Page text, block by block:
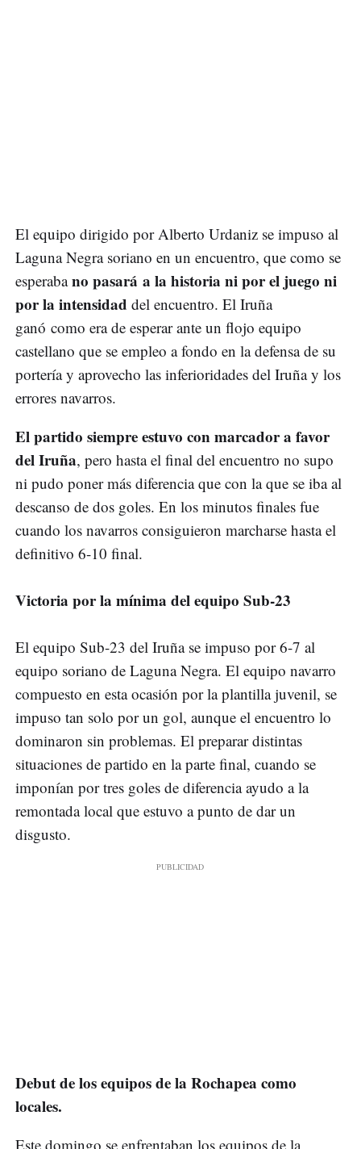
El equipo dirigido por Alberto Urdaniz se impuso al
Laguna Negra soriano en un encuentro, que como se
esperabano pasará a la historia ni por el juego ni
por la intensidad del encuentro. El Iruña
ganó como era de esperar ante un flojo equipo
castellano que se empleo a fondo en la defensa de su
portería y aprovecho las inferioridades del Iruña y los
errores navarros.
El partido siempre estuvo con marcador a favor
del Iruña, pero hasta el final del encuentro no supo
ni pudo poner más diferencia que con la que se iba al
descanso de dos goles. En los minutos finales fue
cuando los navarros consiguieron marcharse hasta el
definitivo 6-10 final.
Victoria por la mínima del equipo Sub-23
El equipo Sub-23 del Iruña se impuso por 6-7 al
equipo soriano de Laguna Negra. El equipo navarro
compuesto en esta ocasión por la plantilla juvenil, se
impuso tan solo por un gol, aunque el encuentro lo
dominaron sin problemas. El preparar distintas
situaciones de partido en la parte final, cuando se
imponían por tres goles de diferencia ayudo a la
remontada local que estuvo a punto de dar un
disgusto.
Debut de los equipos de la Rochapea como
locales.
Este domingo se enfrentaban los equipos de la